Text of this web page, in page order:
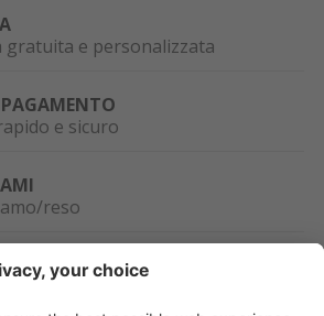
gratuita e personalizzata
e sicuro
reso